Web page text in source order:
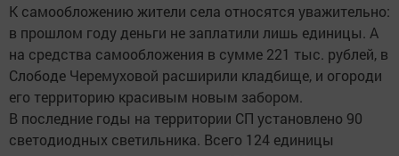
К самообложению жители села относятся уважительно:
в прошлом году деньги не заплатили лишь единицы. А
на средства самообложения в сумме 221 тыс. рублей, в
Слободе Черемуховой расширили кладбище, и огороди
его территорию красивым новым забором.
В последние годы на территории СП установлено 90
светодиодных светильника. Всего 124 единицы